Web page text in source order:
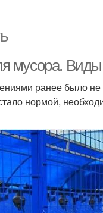
мусора.
ранее было
нормой,